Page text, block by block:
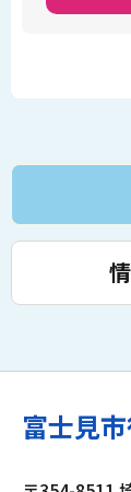
富士見